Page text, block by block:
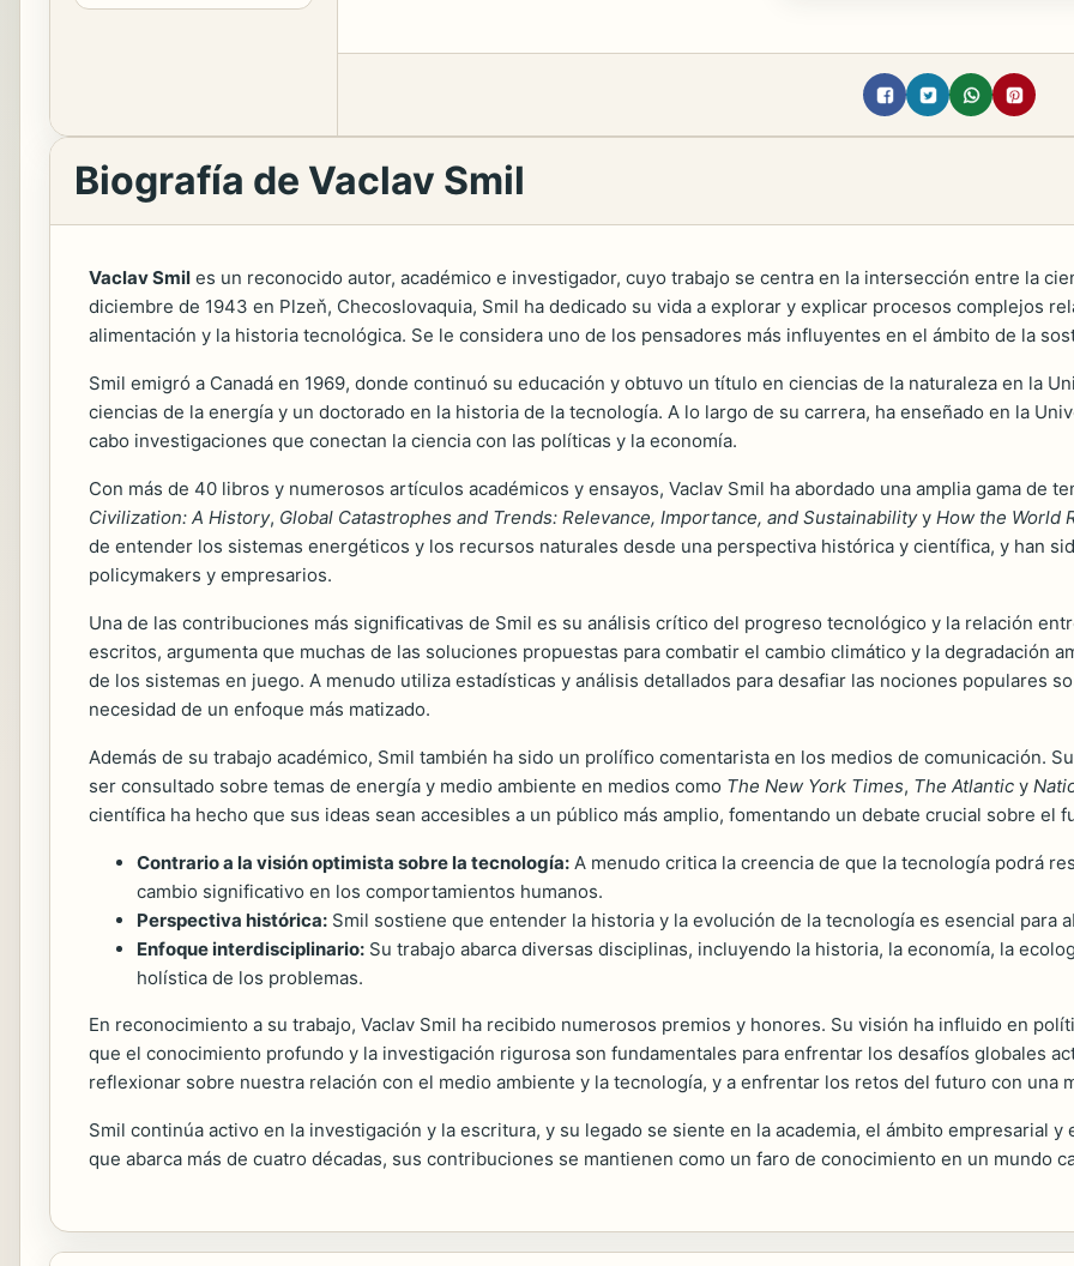
Biografía de Vaclav Smil
Vaclav Smil es un reconocido autor, académico e investigador, cuyo trabajo se centra en la intersección entre la
diciembre de 1943 en Plzeň, Checoslovaquia, Smil ha dedicado su vida a explorar y explicar procesos complejos
alimentación y la historia tecnológica. Se le considera uno de los pensadores más influyentes en el ámbito de la
Smil emigró a Canadá en 1969, donde continuó su educación y obtuvo un título en ciencias de la naturaleza en la
ciencias de la energía y un doctorado en la historia de la tecnología. A lo largo de su carrera, ha enseñado en la
cabo investigaciones que conectan la ciencia con las políticas y la economía.
Con más de 40 libros y numerosos artículos académicos y ensayos, Vaclav Smil ha abordado una amplia gama de
Civilization: A History, Global Catastrophes and Trends: Relevance, Importance, and Sustainabilityy How the World
de entender los sistemas energéticos y los recursos naturales desde una perspectiva histórica y científica, y han
policymakers y empresarios.
Una de las contribuciones más significativas de Smil es su análisis crítico del progreso tecnológico y la relación
escritos, argumenta que muchas de las soluciones propuestas para combatir el cambio climático y la degradación
de los sistemas en juego. A menudo utiliza estadísticas y análisis detallados para desafiar las nociones populares
necesidad de un enfoque más matizado.
Además de su trabajo académico, Smil también ha sido un prolífico comentarista en los medios de comunicación.
ser consultado sobre temas de energía y medio ambiente en medios como The New York Times, The Atlantic y
científica ha hecho que sus ideas sean accesibles a un público más amplio, fomentando un debate crucial sobre el
Contrario a la visión optimista sobre la tecnología: A menudo critica la creencia de que la tecnología podrá
cambio significativo en los comportamientos humanos.
Perspectiva histórica: Smil sostiene que entender la historia y la evolución de la tecnología es esencial para
Enfoque interdisciplinario: Su trabajo abarca diversas disciplinas, incluyendo la historia, la economía, la
holística de los problemas.
En reconocimiento a su trabajo, Vaclav Smil ha recibido numerosos premios y honores. Su visión ha influido en
que el conocimiento profundo y la investigación rigurosa son fundamentales para enfrentar los desafíos globales
reflexionar sobre nuestra relación con el medio ambiente y la tecnología, y a enfrentar los retos del futuro con una
Smil continúa activo en la investigación y la escritura, y su legado se siente en la academia, el ámbito empresarial
que abarca más de cuatro décadas, sus contribuciones se mantienen como un faro de conocimiento en un mundo